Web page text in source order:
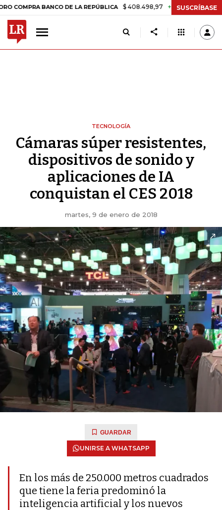
BANCO DE LA REPÚBLICA $ 408.498,97 +$ 8.753,81 +2,19%
SUSCRÍBASE
TECNOLOGÍA
Cámaras súper resistentes,
dispositivos de sonido y
aplicaciones de IA
conquistan el CES 2018
martes, 9 de enero de 2018
GUARDAR
UNIRSE A WHATSAPP
En los más de 250.000 metros cuadrados
que tiene la feria predominó la
inteligencia artificial y los nuevos